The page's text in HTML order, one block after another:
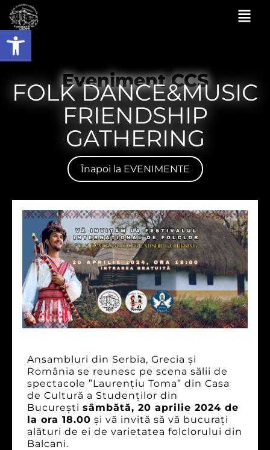
Deschide bara de unelte
Eveniment CCS
FOLK DANCE&MUSIC
FRIENDSHIP
GATHERING
Înapoi la EVENIMENTE
Ansambluri din Serbia, Grecia și
România se reunesc pe scena sălii de
spectacole ”Laurențiu Toma” din Casa
de Cultură a Studenților din
București sâmbătă, 20 aprilie 2024 de
la ora 18.00 și vă invită să vă bucurați
alături de ei de varietatea folclorului din
Balcani.